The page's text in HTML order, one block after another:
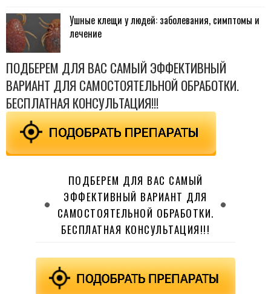
Ушные клещи у людей: заболевания, симптомы и
лечение
ПОДБЕРЕМ ДЛЯ ВАС САМЫЙ ЭФФЕКТИВНЫЙ
ВАРИАНТ ДЛЯ САМОСТОЯТЕЛЬНОЙ ОБРАБОТКИ.
БЕСПЛАТНАЯ КОНСУЛЬТАЦИЯ!!!
ПОДБЕРЕМ ДЛЯ ВАС САМЫЙ
ЭФФЕКТИВНЫЙ ВАРИАНТ ДЛЯ
САМОСТОЯТЕЛЬНОЙ ОБРАБОТКИ.
БЕСПЛАТНАЯ КОНСУЛЬТАЦИЯ!!!